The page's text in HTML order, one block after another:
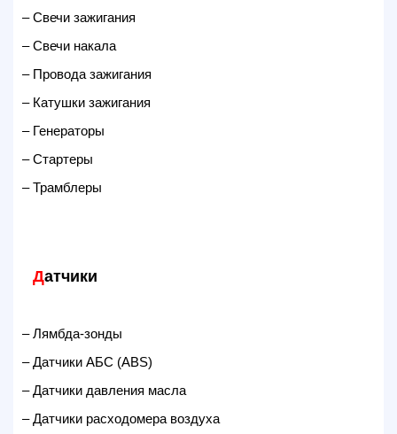
– Свечи зажигания
– Свечи накала
– Провода зажигания
– Катушки зажигания
– Генераторы
– Стартеры
– Трамблеры
Датчики
– Лямбда-зонды
– Датчики АБС (ABS)
– Датчики давления масла
– Датчики расходомера воздуха